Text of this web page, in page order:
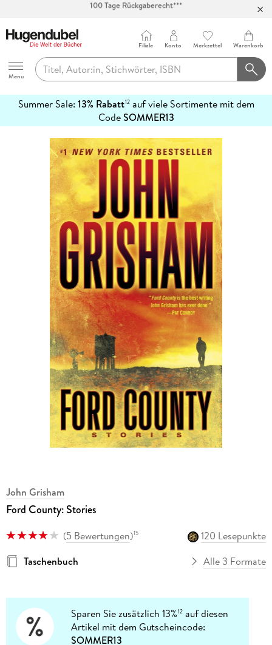
Abholung in über 100 Filialen
Hugendubel
Menu
Filiale Konto Merkzettel Warenkorb
Summer Sale: 13% Rabatt12auf viele Sortimente mit dem
CodeSOMMER13
erfahren
John Grisham
Ford County: Stories
(5 Bewertungen)15
120 Lesepunkte
Taschenbuch
Alle 3 Formate
Sparen Sie zusätzlich 13%12 auf diesen
Artikel mit dem Gutscheincode:
SOMMER13